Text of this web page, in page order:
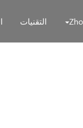
التقنيات